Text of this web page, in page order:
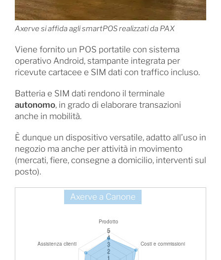
Axerve si affida agli smartPOS realizzati da PAX
Viene fornito un POS portatile con sistema
operativo Android, stampante integrata per
ricevute cartacee e SIM dati con traffico incluso.
Batteria e SIM dati rendono il terminale
autonomo, in grado di elaborare transazioni
anche in mobilità.
È dunque un dispositivo versatile, adatto all’uso in
negozio ma anche per attività in movimento
(mercati, fiere, consegne a domicilio, interventi sul
posto).
Axerve a Canone